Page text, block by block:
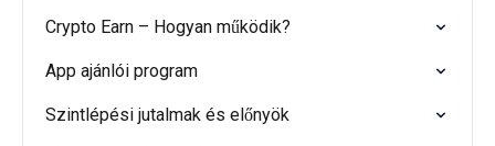
Crypto Earn – Hogyan működik?
App ajánlói program
Szintlépési jutalmak és előnyök